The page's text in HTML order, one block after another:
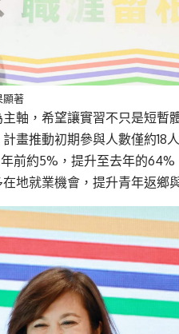
顯著
軸，希望讓實習不只是短暫
畫推動初期參與人數僅約18
前約5%，提升至去年的
地就業機會，提升青年返鄉